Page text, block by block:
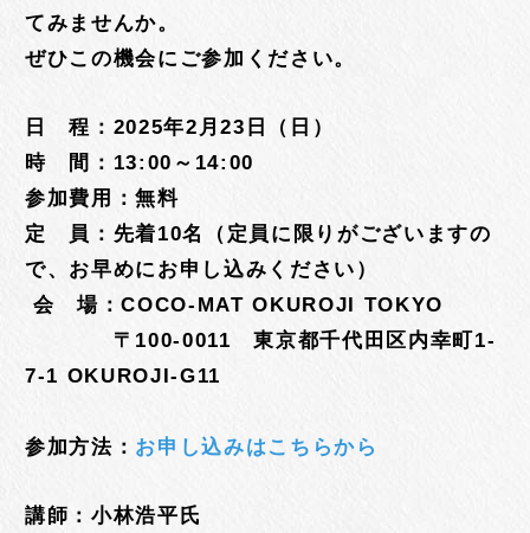
てみませんか。
ぜひこの機会にご参加ください。
日 程：2025年2月23日（日）
時 間：13:00～14:00
参加費用：無料
定 員：先着10名（定員に限りがございますの
で、お早めにお申し込みください）
会 場：COCO-MAT OKUROJI TOKYO
〒100-0011 東京都千代田区内幸町1-
7-1 OKUROJI-G11
参加方法： お申し込みはこちらから
講師：小林浩平氏